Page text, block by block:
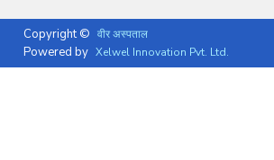
Copyright © वीर अस्पताल
Powered by Xelwel Innovation Pvt. Ltd.